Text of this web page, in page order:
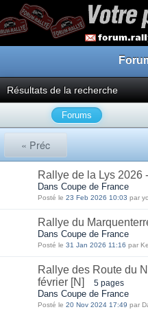
Résultats de la recherche
Forums
« Préc
Rallye de la Lys 2026
Dans Coupe de France
Posté le 23 Feb 2026 10:03 par
Rallye du
Dans Coupe de France
Posté le 31 Jan 2026 11:16 par
Rallye des Route du
février [N]
5 pages
Dans Coupe de France
Posté le 20 Nov 2024 17:49 par